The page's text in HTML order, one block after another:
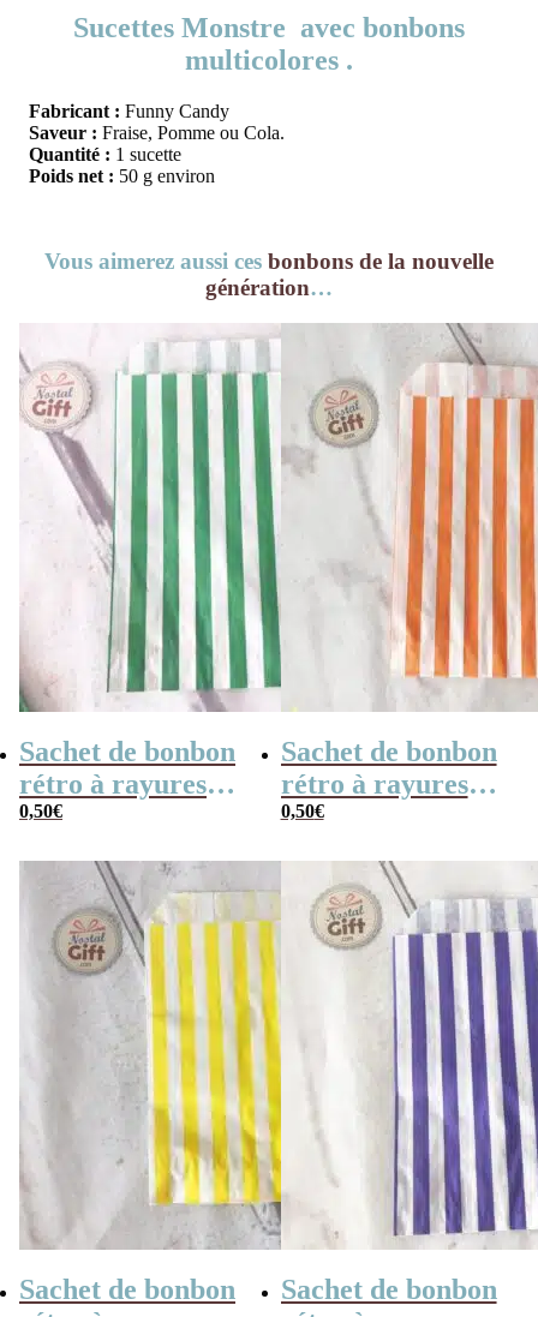
Sucettes Monstre avec bonbons
multicolores .
Fabricant : Funny Candy
Saveur : Fraise, Pomme ou Cola.
Quantité : 1 sucette
Poids net : 50 g environ
Vous aimerez aussi ces bonbons de la nouvelle
génération…
Sachet de bonbon
rétro à rayures
vertes et blanches
0,50€
Sachet de bonbon
rétro à rayures
oranges et
0,50€
Sachet de bonbon
Sachet de bonbon